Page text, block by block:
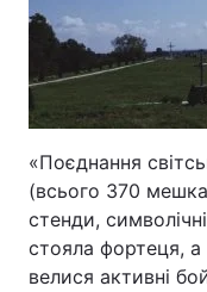
«Поєднання
(всього 370
стенди,
стояла фортеця, а
велися активні